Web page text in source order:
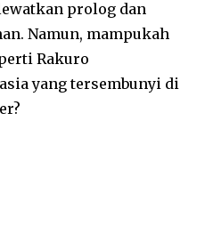
prolog dan
Namun, mampukah
Rakuro
yang tersembunyi di